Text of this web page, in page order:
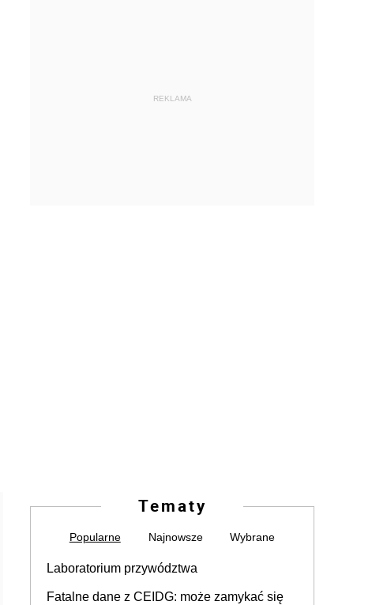
REKLAMA
Tematy
Popularne Najnowsze Wybrane
Laboratorium przywództwa
Fatalne dane z CEIDG: może zamykać się